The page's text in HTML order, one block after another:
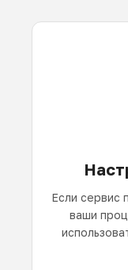
Если сервис
ваши